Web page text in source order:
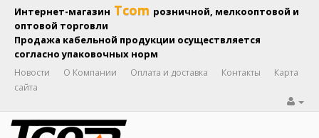
Интернет-магазин Tcom розничной, мелкооптовой и
оптовой торговли
Продажа кабельной продукции осуществляется
согласно упаковочных норм
Новости О Компании Оплата и доставка Контакты
Карта
сайта